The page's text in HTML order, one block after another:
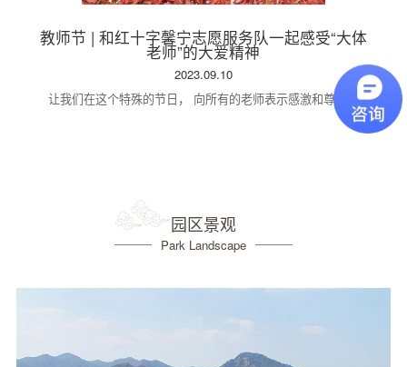
教师节 | 和红十字馨宁志愿服务队一起感受“大体
老师”的大爱精神
2023.09.10
让我们在这个特殊的节日， 向所有的老师表示感激和尊敬！
园区景观
Park Landscape